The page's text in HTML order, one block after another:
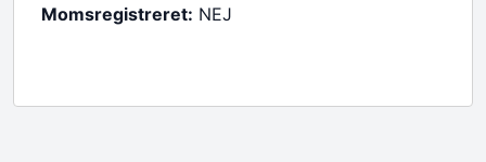
Momsregistreret: NEJ